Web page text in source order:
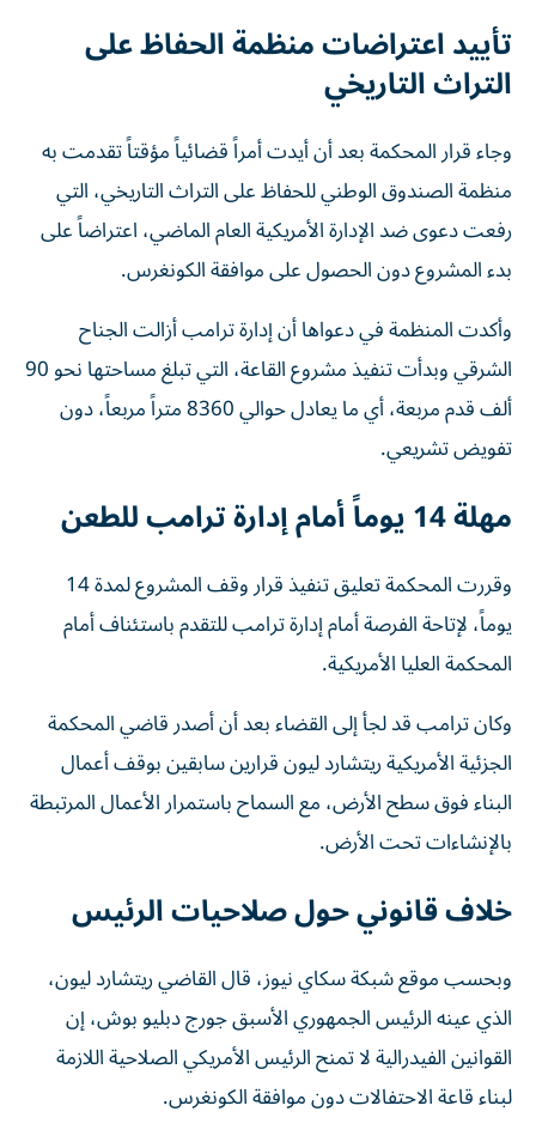
تأييد اعتراضات منظمة الحفاظ على
التراث التاريخي
وجاء قرار المحكمة بعد أن أيدت أمراً قضائياً مؤقتاً تقدمت به
منظمة الصندوق الوطني للحفاظ على التراث التاريخي، التي
رفعت دعوى ضد الإدارة الأمريكية العام الماضي، اعتراضاً على
بدء المشروع دون الحصول على موافقة الكونغرس.
وأكدت المنظمة في دعواها أن إدارة ترامب أزالت الجناح
الشرقي وبدأت تنفيذ مشروع القاعة، التي تبلغ مساحتها نحو 90
ألف قدم مربعة، أي ما يعادل حوالي 8360 متراً مربعاً، دون
تفويض تشريعي.
مهلة 14 يوماً أمام إدارة ترامب للطعن
وقررت المحكمة تعليق تنفيذ قرار وقف المشروع لمدة 14
يوماً، لإتاحة الفرصة أمام إدارة ترامب للتقدم باستئناف أمام
المحكمة العليا الأمريكية.
وكان ترامب قد لجأ إلى القضاء بعد أن أصدر قاضي المحكمة
الجزئية الأمريكية ريتشارد ليون قرارين سابقين بوقف أعمال
البناء فوق سطح الأرض، مع السماح باستمرار الأعمال المرتبطة
بالإنشاءات تحت الأرض.
خلاف قانوني حول صلاحيات الرئيس
وبحسب موقع شبكة سكاي نيوز، قال القاضي ريتشارد ليون،
الذي عينه الرئيس الجمهوري الأسبق جورج دبليو بوش، إن
القوانين الفيدرالية لا تمنح الرئيس الأمريكي الصلاحية اللازمة
لبناء قاعة الاحتفالات دون موافقة الكونغرس.